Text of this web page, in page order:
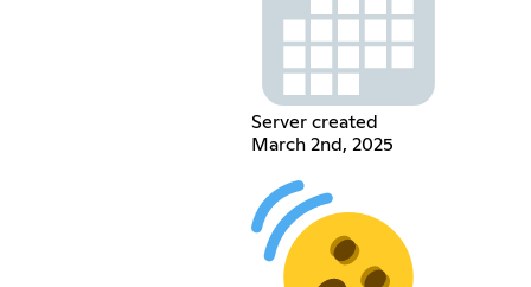
Server created
March 2nd, 2025